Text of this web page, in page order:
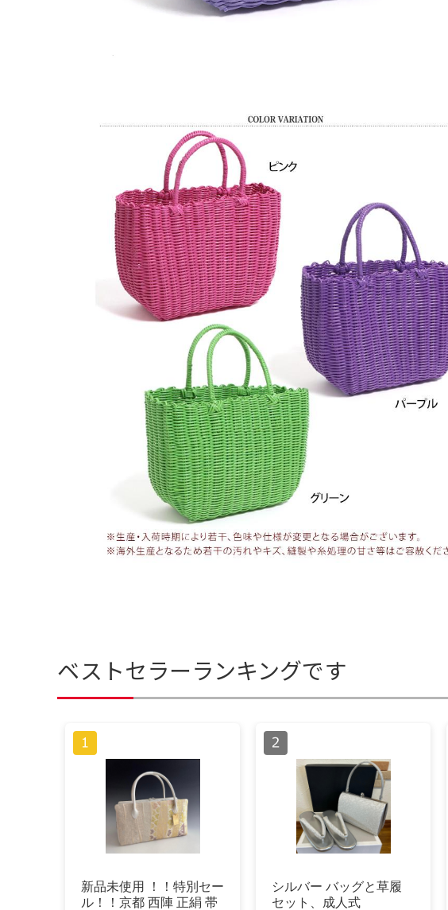
ベストセラーランキングです
新品未使用 ！！特別セー
ル！！京都 西陣 正絹 帯
シルバー バッグと草履
セット、成人式